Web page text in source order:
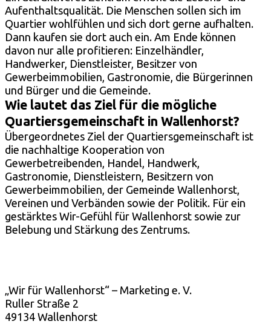
Aufenthaltsqualität. Die Menschen sollen sich im
Quartier wohlfühlen und sich dort gerne aufhalten.
Dann kaufen sie dort auch ein. Am Ende können
davon nur alle profitieren: Einzelhändler,
Handwerker, Dienstleister, Besitzer von
Gewerbeimmobilien, Gastronomie, die Bürgerinnen
und Bürger und die Gemeinde.
Wie lautet das Ziel für die mögliche
Quartiersgemeinschaft in Wallenhorst?
Übergeordnetes Ziel der Quartiersgemeinschaft ist
die nachhaltige Kooperation von
Gewerbetreibenden, Handel, Handwerk,
Gastronomie, Dienstleistern, Besitzern von
Gewerbeimmobilien, der Gemeinde Wallenhorst,
Vereinen und Verbänden sowie der Politik. Für ein
gestärktes Wir-Gefühl für Wallenhorst sowie zur
Belebung und Stärkung des Zentrums.
„Wir für Wallenhorst“ – Marketing e. V.
Ruller Straße 2
49134 Wallenhorst